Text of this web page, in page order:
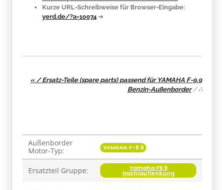
Kurze URL-Schreibweise für Browser-Eingabe:
yerd.de/?a=10074 ➔
« / Ersatz-Teile (spare parts) passend für YAMAHA F-9.9
Benzin-Außenborder/∴
Produkteigenschaft
Wert
Außenborder
Motor-Typ:
YAMAHA F-9.9
Ersatzteil Gruppe: Yamaha F9.9
Nachlauflenkung